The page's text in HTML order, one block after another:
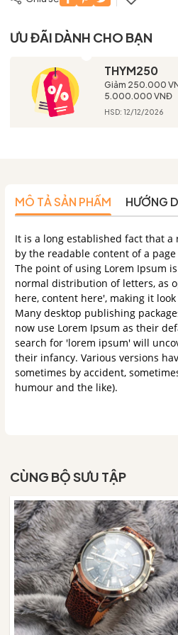
ƯU ĐÃI DÀNH CHO BẠN
THYM250
Giảm 250.000
5.000.000 VNĐ
HSD: 12/12/2026
MÔ TẢ SẢN PHẨM HƯỚNG
It is a long established fact that
by the readable content of a
The point of using Lorem Ipsum
normal distribution of letters, as
here, content here', making it
Many desktop publishing
now use Lorem Ipsum as their
search for 'lorem ipsum' will
their infancy. Various versions
sometimes by accident,
humour and the like).
CÙNG BỘ SƯU TẬP